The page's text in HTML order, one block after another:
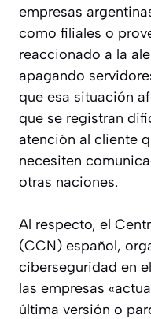
empresas
como filiales o
reaccionado a la
apagando
que esa situación
que se registran
atención al cliente
necesiten
otras naciones.
Al respecto, el
(CCN) español,
ciberseguridad en
las empresas
última versión o